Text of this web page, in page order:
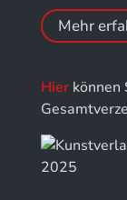
Mehr
Hierkönnen